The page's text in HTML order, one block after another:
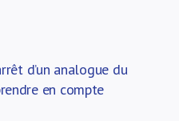
d’un analogue du
en compte